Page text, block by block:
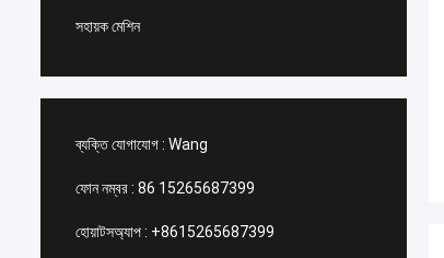
সহায়ক মেশিন
ব্যক্তি যোগাযোগ : Wang
ফোন নম্বর : 86 15265687399
হোয়াটসঅ্যাপ : +8615265687399